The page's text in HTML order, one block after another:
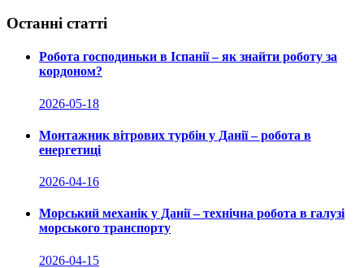
Останні статті
Робота господиньки в Іспанії – як знайти роботу за
кордоном?
2026-05-18
Монтажник вітрових турбін у Данії – робота в
енергетиці
2026-04-16
Морський механік у Данії – технічна робота в галузі
морського транспорту
2026-04-15